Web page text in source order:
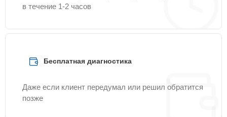
в течение 1-2 часов
Бесплатная диагностика
Даже если клиент передумал или решил обратится
позже